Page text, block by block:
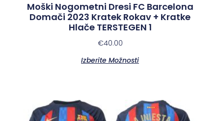
Moški Nogometni Dresi FC Barcelona
Domači 2023 Kratek Rokav + Kratke
Hlače TERSTEGEN 1
€40.00
Izberite Možnosti